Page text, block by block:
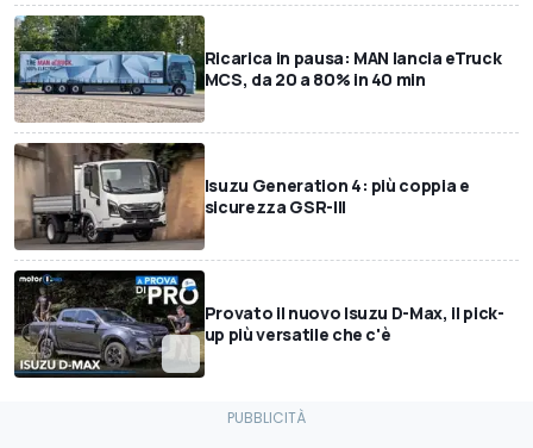
Ricarica in pausa: MAN lancia eTruck
MCS, da 20 a 80% in 40 min
Isuzu Generation 4: più coppia e
sicurezza GSR-III
Provato il nuovo Isuzu D-Max, il pick-
up più versatile che c'è